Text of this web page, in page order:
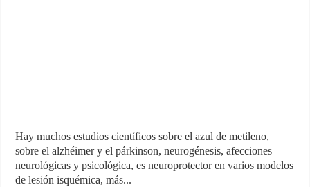
Hay muchos estudios científicos sobre el azul de metileno,
sobre el alzhéimer y el párkinson, neurogénesis, afecciones
neurológicas y psicológica, es neuroprotector en varios modelos
de lesión isquémica, más...